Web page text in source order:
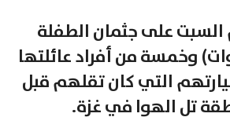
السبت على جثمان الطفلة
(6 سنوات) وخمسة من أفراد عائلتها
التي كان تقلهم قبل